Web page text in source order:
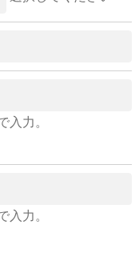
入力。
入力。